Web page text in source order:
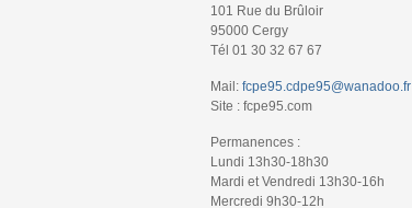
101 Rue du Brûloir
95000 Cergy
Tél 01 30 32 67 67
Mail: fcpe95.cdpe95@wanadoo.fr
Site : fcpe95.com
Permanences :
Lundi 13h30-18h30
Mardi et Vendredi 13h30-16h
Mercredi 9h30-12h